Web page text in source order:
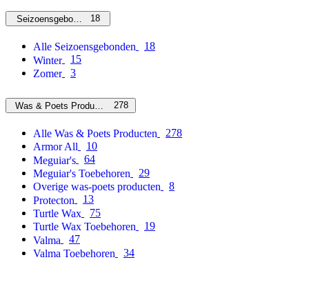
Seizoensgebonden18
Alle Seizoensgebonden
18
Winter
15
Zomer
3
Was & Poets Producten 278
Alle Was & Poets Producten
278
Armor All
10
Meguiar's
64
Meguiar's Toebehoren
29
Overige was-poets producten
8
Protecton
13
Turtle Wax
75
Turtle Wax Toebehoren
19
Valma
47
Valma Toebehoren
34